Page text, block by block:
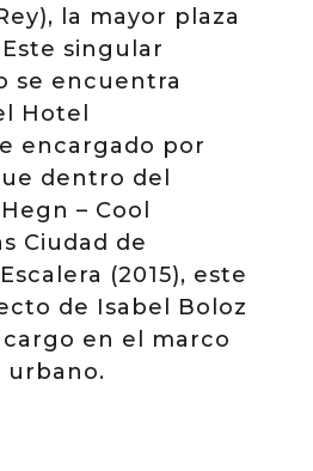
la mayor plaza
singular
se encuentra
Hotel
encargado por
dentro del
– Cool
Ciudad de
(2015), este
de Isabel Boloz
en el marco
urbano.